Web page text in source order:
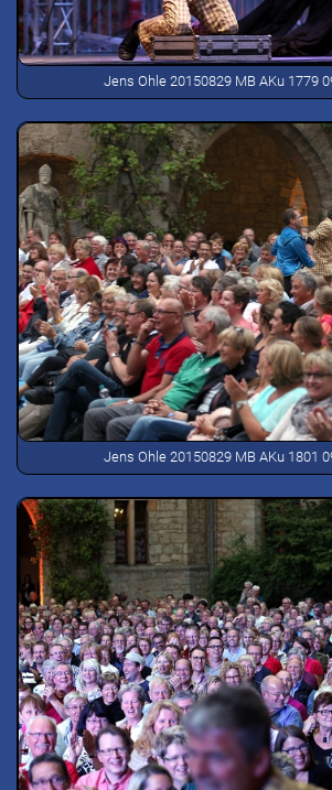
Jens Ohle 20150829 MB AKu 1779
Jens Ohle 20150829 MB AKu 1801